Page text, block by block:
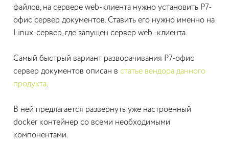
файлов, на сервере web-клиента нужно установить Р7-
офис сервер документов. Ставить его нужно именно на
Linux-сервер, где запущен сервер web -клиента.
Самый быстрый вариант разворачивания Р7-офис
сервер документов описан в статье вендора данного
продукта.
В ней предлагается развернуть уже настроенный
docker контейнер со всеми необходимыми
компонентами.